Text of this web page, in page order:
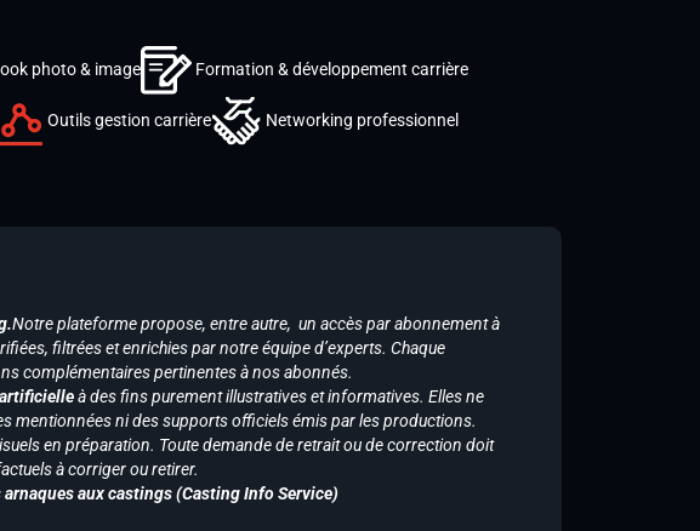
photo & image Formation & développement carrière
Outils gestion carrière Networking professionnel
Notre plateforme propose, entre autre, un accès par abonnement à
filtrées et enrichies par notre équipe d’experts. Chaque
complémentaires pertinentes à nos abonnés.
à des fins purement illustratives et informatives. Elles ne
mentionnées ni des supports officiels émis par les productions.
en préparation. Toute demande de retrait ou de correction doit
à corriger ou retirer.
aux castings (Casting Info Service)